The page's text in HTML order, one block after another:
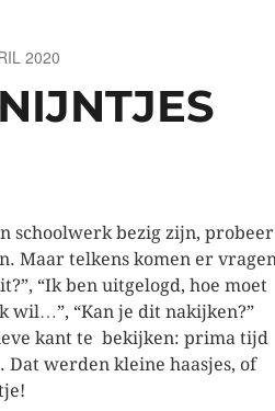
2020
schoolwerk bezig zijn, probeer
Maar telkens komen er
“Ik ben uitgelogd, hoe moet
wil…”, “Kan je dit nakijken?”
kant te bekijken: prima tijd
Dat werden kleine haasjes, of